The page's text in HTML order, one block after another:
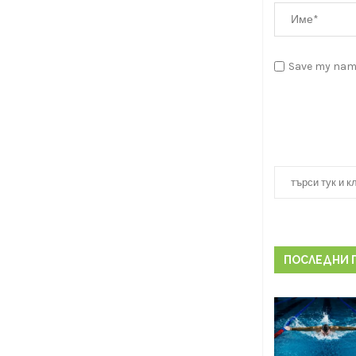
Save my
ПОСЛЕДНИ